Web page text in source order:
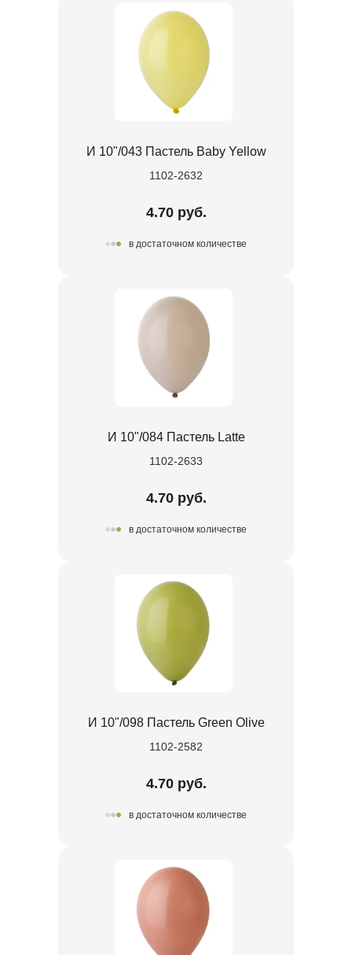
И 10"/043 Пастель Baby Yellow
1102-2632
4.70 руб.
в достаточном количестве
И 10"/084 Пастель Latte
1102-2633
4.70 руб.
в достаточном количестве
И 10"/098 Пастель Green Olive
1102-2582
4.70 руб.
в достаточном количестве